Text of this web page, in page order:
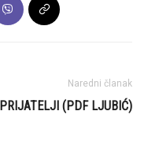
Naredni članak
PRIJATELJI (PDF LJUBIĆ)